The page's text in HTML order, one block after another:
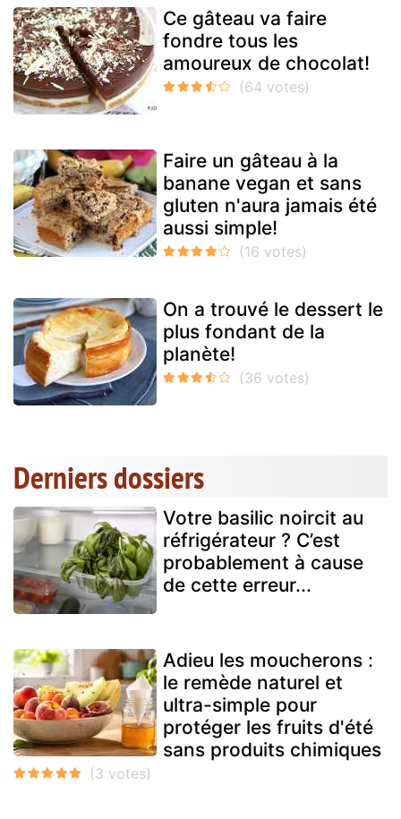
Ce gâteau va faire
fondre tous les
amoureux de chocolat!
Faire un gâteau à la
banane vegan et sans
gluten n'aura jamais été
aussi simple!
On a trouvé le dessert le
plus fondant de la
planète!
Derniers dossiers
Votre basilic noircit au
réfrigérateur ? C’est
probablement à cause
de cette erreur...
Adieu les moucherons :
le remède naturel et
ultra-simple pour
protéger les fruits d'été
sans produits chimiques